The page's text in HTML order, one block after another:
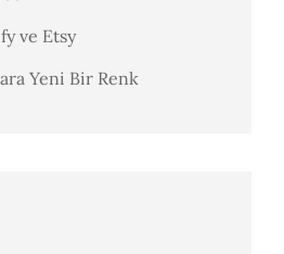
ve Etsy
Yeni Bir Renk